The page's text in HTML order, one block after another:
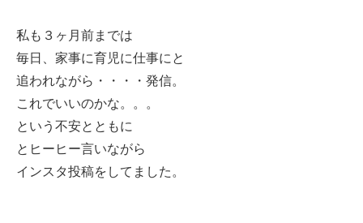
私も３ヶ月前までは
毎日、家事に育児に仕事にと
追われながら・・・・発信。
これでいいのかな。。。
という不安とともに
とヒーヒー言いながら
インスタ投稿をしてました。